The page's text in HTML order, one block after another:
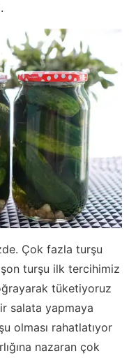
Çok fazla turşu
turşu ilk tercihimiz
tüketiyoruz
salata yapmaya
olması rahatlatıyor
nazaran çok